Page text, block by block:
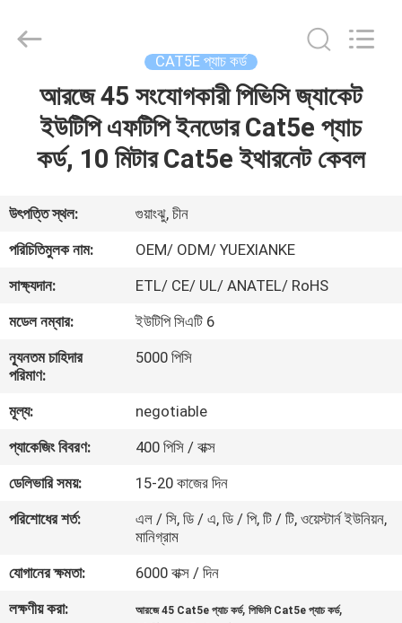
ভিডিও
সম্পর্কে
কারখানা
মান
নিয়ন্ত্রণ
করুন
Industry
Reserved.
CAT5E প্যাচ কর্ড
আরজে 45 সংযোগকারী পিভিসি জ্যাকেট
ইউটিপি এফটিপি ইনডোর Cat5e প্যাচ
কর্ড, 10 মিটার Cat5e ইথারনেট কেবল
উৎপত্তি স্থল:
গুয়াংঝু, চীন
পরিচিতিমুলক নাম:
OEM/ ODM/ YUEXIANKE
সাক্ষ্যদান:
ETL/ CE/ UL/ ANATEL/ RoHS
মডেল নম্বার:
ইউটিপি সিএটি 6
ন্যূনতম চাহিদার
পরিমাণ:
5000 পিসি
মূল্য:
negotiable
প্যাকেজিং বিবরণ:
400 পিসি / বাক্স
ডেলিভারি সময়:
15-20 কাজের দিন
পরিশোধের শর্ত:
এল / সি, ডি / এ, ডি / পি, টি / টি, ওয়েস্টার্ন ইউনিয়ন,
মানিগ্রাম
যোগানের ক্ষমতা:
6000 বাক্স / দিন
লক্ষণীয় করা:
আরজে 45 Cat5e প্যাচ কর্ড,পিভিসি Cat5e প্যাচ কর্ড,